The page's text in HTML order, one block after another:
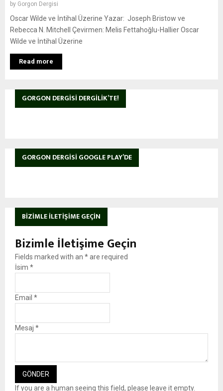
by Gorgon Dergisi
Oscar Wilde ve İntihal Üzerine Yazar: Joseph Bristow ve
Rebecca N. Mitchell Çevirmen: Melis Fettahoğlu-Hallier Oscar
Wilde ve İntihal Üzerine
Read more
GORGON DERGISI DERGILIK’TE!
GORGON DERGISI GOOGLE PLAY’DE
BIZIMLE İLETIŞIME GEÇIN
Bizimle İletişime Geçin
Fields marked with an *are required
İsim *
Email *
Mesaj *
If you are a human seeing this field, please leave it empty.